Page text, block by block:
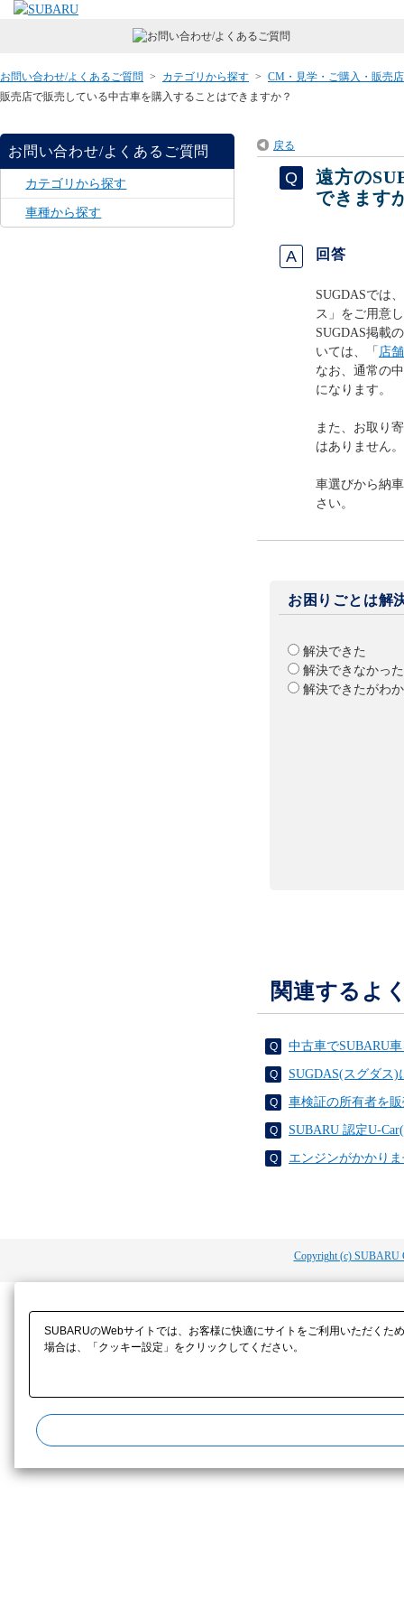
お問い合わせ/よくあるご質問 > カテゴリから探す > CM・見学・ご購入・販売
販売店で販売している中古車を購入することはできますか？
お問い合わせ/よくあるご質問
カテゴリから探す
車種から探す
戻る
遠方の
できます
回答
SUGDASでは
ス」をご用意
SUGDAS掲載
いては、「 店
なお、通常の
になります。
また、お取り
はありません。
車選びから納
さい。
お困りごとは解
解決できた
解決できなかった
解決できたがわ
関連するよ
中古車でSUBARU
SUGDAS(スグダス
車検証の所有者を
SUBARU 認定U-
エンジンがかかり
Copyright (c) SUBARU
SUBARUのWebサイトでは、お客様に快適にサイトをご利用いただく
場合は、「クッキー設定」をクリックしてください。​